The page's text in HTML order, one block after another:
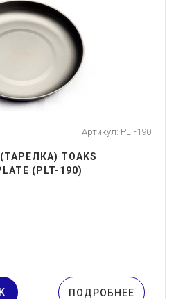
Артикул: PLT-190
TOAKS
(PLT-190)
ПОДРОБНЕЕ